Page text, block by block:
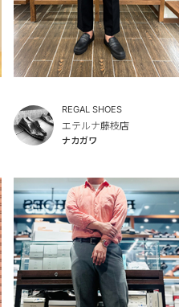
REGAL SHOES
エテルナ藤枝店
ナカガワ